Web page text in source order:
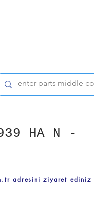
HA N -
adresini ziyaret ediniz